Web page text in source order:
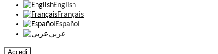
English
Français
Español
عربى
Accedi